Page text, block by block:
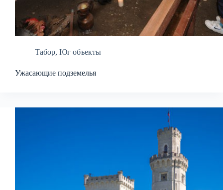
Табор, Юг объекты
Ужасающие подземелья